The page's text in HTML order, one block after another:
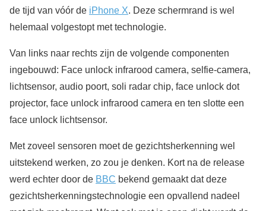
de tijd van vóór de iPhone X. Deze schermrand is wel
helemaal volgestopt met technologie.
Van links naar rechts zijn de volgende componenten
ingebouwd: Face unlock infrarood camera, selfie-camera,
lichtsensor, audio poort, soli radar chip, face unlock dot
projector, face unlock infrarood camera en ten slotte een
face unlock lichtsensor.
Met zoveel sensoren moet de gezichtsherkenning wel
uitstekend werken, zo zou je denken. Kort na de release
werd echter door de BBC bekend gemaakt dat deze
gezichtsherkenningstechnologie een opvallend nadeel